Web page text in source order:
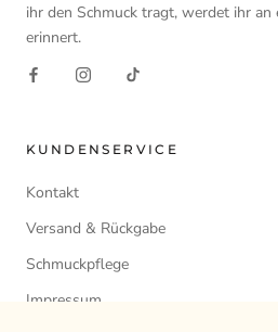
ihr den Schmuck tragt, werdet ihr an
erinnert.
KUNDENSERVICE
Kontakt
Versand & Rückgabe
Schmuckpflege
Impressum